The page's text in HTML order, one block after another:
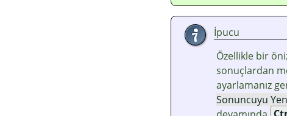
İpucu
Özellikle bir
sonuçlardan
ayarlamanız
Sonuncuyu